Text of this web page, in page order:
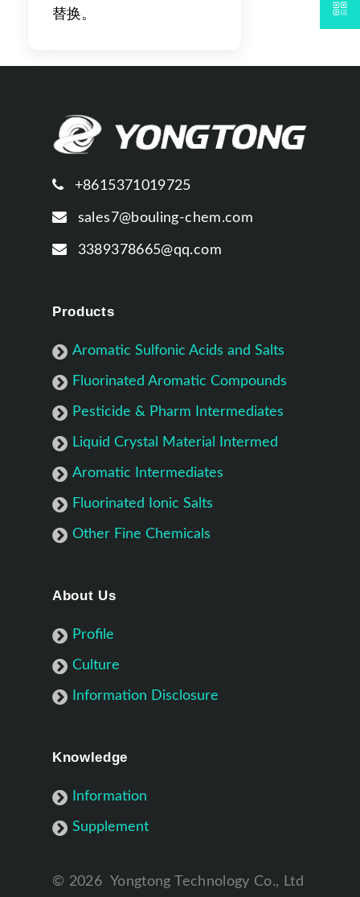
替换。
+8615371019725
sales7@bouling-chem.com
3389378665@qq.com
Products
Aromatic Sulfonic Acids and Salts
Fluorinated Aromatic Compounds
Pesticide & Pharm Intermediates
Liquid Crystal Material Intermed
Aromatic Intermediates
Fluorinated Ionic Salts
Other Fine Chemicals
About Us
Profile
Culture
Information Disclosure
Knowledge
Information
Supplement
© 2026 Yongtong Technology Co., Ltd